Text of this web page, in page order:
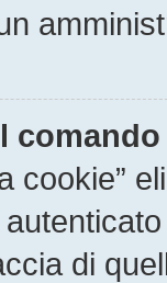
cookie”
di